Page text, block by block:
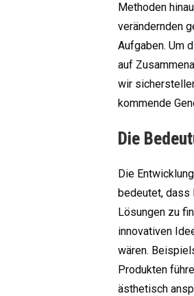
Methoden
verändernden
Aufgaben. Um
auf
wir
kommende
Die
Die
bedeutet, dass
Lösungen zu
innovativen
wären.
Produkten
ästhetisch